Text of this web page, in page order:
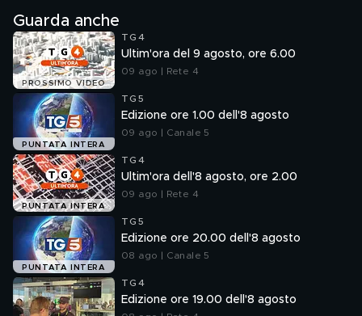
Guarda anche
PROSSIMO VIDEO
TG4
Ultim'ora del 9 agosto, ore 6.00
09 ago | Rete 4
PUNTATA INTERA
TG5
Edizione ore 1.00 dell'8 agosto
09 ago | Canale 5
PUNTATA INTERA
TG4
Ultim'ora dell'8 agosto, ore 2.00
09 ago | Rete 4
PUNTATA INTERA
TG5
Edizione ore 20.00 dell'8 agosto
08 ago | Canale 5
TG4
Edizione ore 19.00 dell'8 agosto